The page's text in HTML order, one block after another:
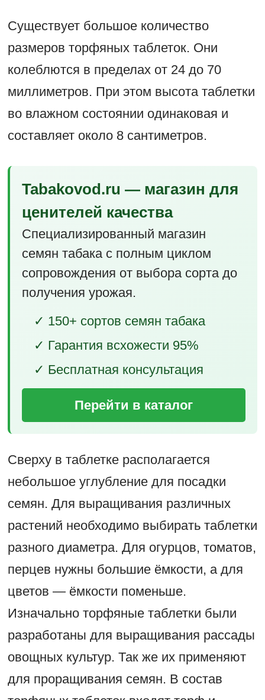
Существует большое количество
размеров торфяных таблеток. Они
колеблются в пределах от 24 до 70
миллиметров. При этом высота таблетки
во влажном состоянии одинаковая и
составляет около 8 сантиметров.
Tabakovod.ru — магазин для
ценителей качества
Специализированный магазин
семян табака с полным циклом
сопровождения от выбора сорта до
получения урожая.
✓ 150+ сортов семян табака
✓ Гарантия всхожести 95%
✓ Бесплатная консультация
Перейти в каталог
Сверху в таблетке располагается
небольшое углубление для посадки
семян. Для выращивания различных
растений необходимо выбирать таблетки
разного диаметра. Для огурцов, томатов,
перцев нужны большие ёмкости, а для
цветов — ёмкости поменьше.
Изначально торфяные таблетки были
разработаны для выращивания рассады
овощных культур. Так же их применяют
для проращивания семян. В состав